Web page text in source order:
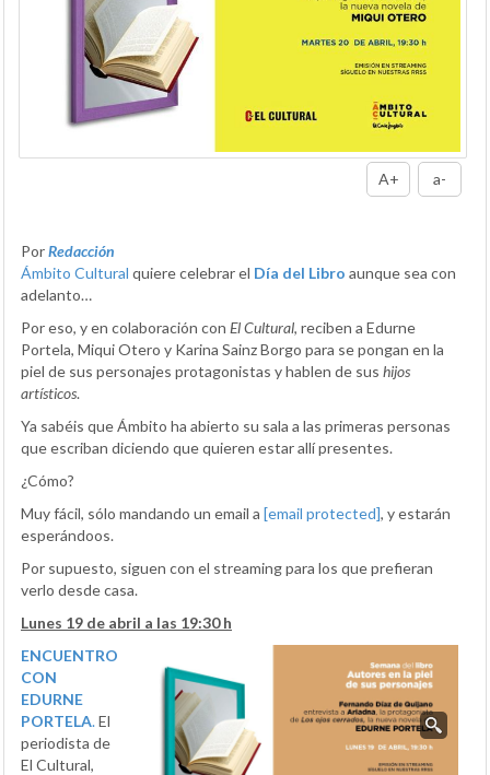
A+ a-
PorRedacción
Ámbito Cultural quiere celebrar el Día del Libro aunque sea con
adelanto…
Por eso, y en colaboración con El Cultural, reciben a Edurne
Portela, Miqui Otero y Karina Sainz Borgo para se pongan en la
piel de sus personajes protagonistas y hablen de sus hijos
artísticos.
Ya sabéis que Ámbito ha abierto su sala a las primeras personas
que escriban diciendo que quieren estar allí presentes.
¿Cómo?
Muy fácil, sólo mandando un email a [email protected], y estarán
esperándoos.
Por supuesto, siguen con el streaming para los que prefieran
verlo desde casa.
Lunes 19 de abril a las 19:30 h
ENCUENTRO
CON
EDURNE
PORTELA.El
periodista de
El Cultural,